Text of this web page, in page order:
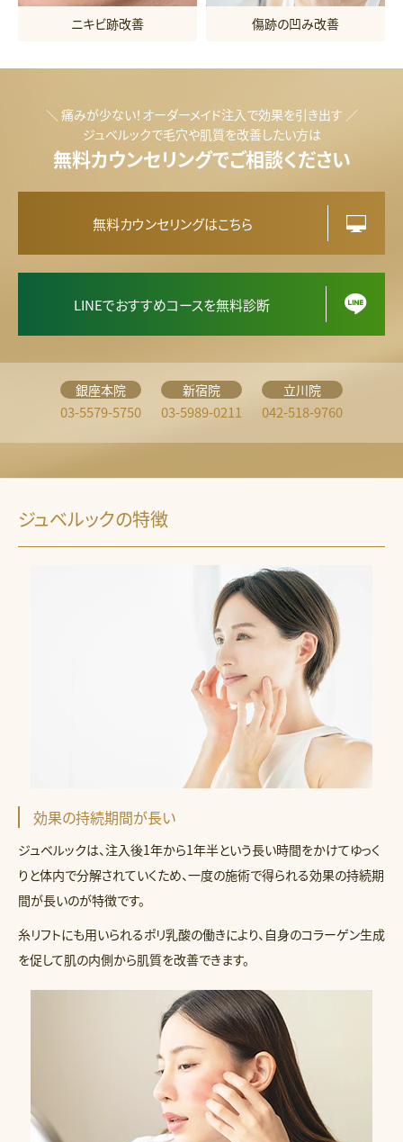
ニキビ跡改善 傷跡の凹み改善
＼ 痛みが少ない！オーダーメイド注入で効果を引き出す ／
ジュベルックで毛穴や肌質を改善したい方は
無料カウンセリングでご相談ください
無料カウンセリングはこちら
LINEでおすすめコースを無料診断
銀座本院
03-5579-5750
新宿院
03-5989-0211
立川院
042-518-9760
ジュベルックの特徴
効果の持続期間が長い
ジュベルックは、注入後1年から1年半という長い時間をかけてゆっく
りと体内で分解されていくため、一度の施術で得られる効果の持続期
間が長いのが特徴です。
糸リフトにも用いられるポリ乳酸の働きにより、自身のコラーゲン生成
を促して肌の内側から肌質を改善できます。